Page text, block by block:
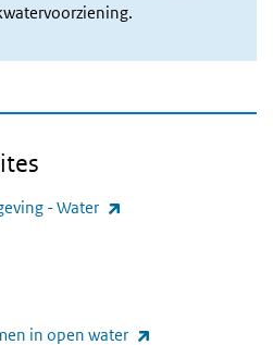
- Water
in open water